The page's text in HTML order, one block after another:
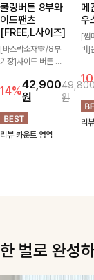
쿨링버튼 8부와
이드팬츠
[FREE,L사이즈]
[바스락소재💙/8부
기장]사이드 버튼 디
가 되어주는 와이드
팬츠입니다. 여유롭게
떨어지는 실루엣과 가
볍게 바스락거리는 소
재감으로 시원하고 편
14%42,900
원
원
리뷰 카운트 영역
메
우
[썸
버]
이
도
출
데
까
리
한 벌로 완성